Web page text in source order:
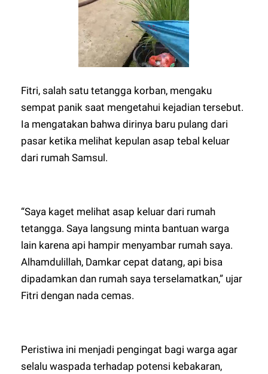
Fitri, salah satu tetangga korban, mengaku
sempat panik saat mengetahui kejadian tersebut.
Ia mengatakan bahwa dirinya baru pulang dari
pasar ketika melihat kepulan asap tebal keluar
dari rumah Samsul.
“Saya kaget melihat asap keluar dari rumah
tetangga. Saya langsung minta bantuan warga
lain karena api hampir menyambar rumah saya.
Alhamdulillah, Damkar cepat datang, api bisa
dipadamkan dan rumah saya terselamatkan,” ujar
Fitri dengan nada cemas.
Peristiwa ini menjadi pengingat bagi warga agar
selalu waspada terhadap potensi kebakaran,